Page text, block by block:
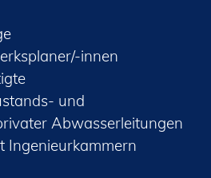
innen
und
Abwasserleitungen
Ingenieurkammern